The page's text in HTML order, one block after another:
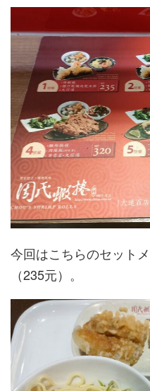
今回はこちらのセット
（235元）。